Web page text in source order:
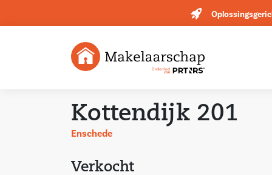
Kottendijk 201
Enschede
Verkocht